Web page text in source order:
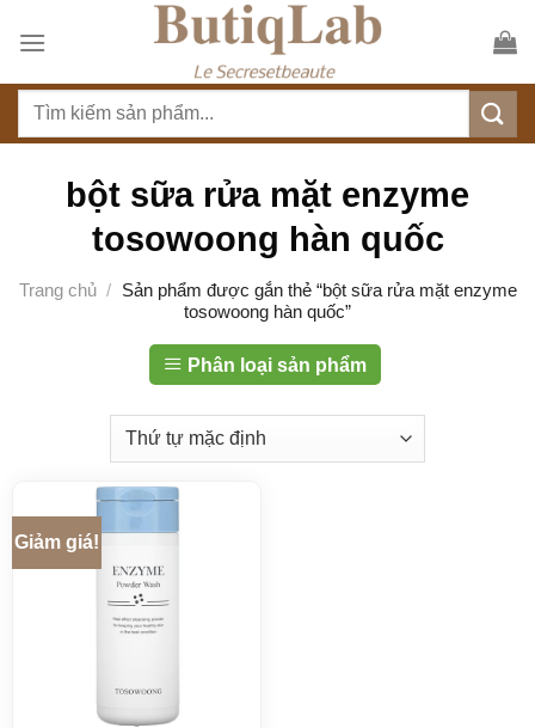
bột sữa rửa mặt enzyme
tosowoong hàn quốc
Trang chủ / Sản phẩm được gắn thẻ “bột sữa rửa mặt enzyme
tosowoong hàn quốc”
Phân loại sản phẩm
Giảm giá!